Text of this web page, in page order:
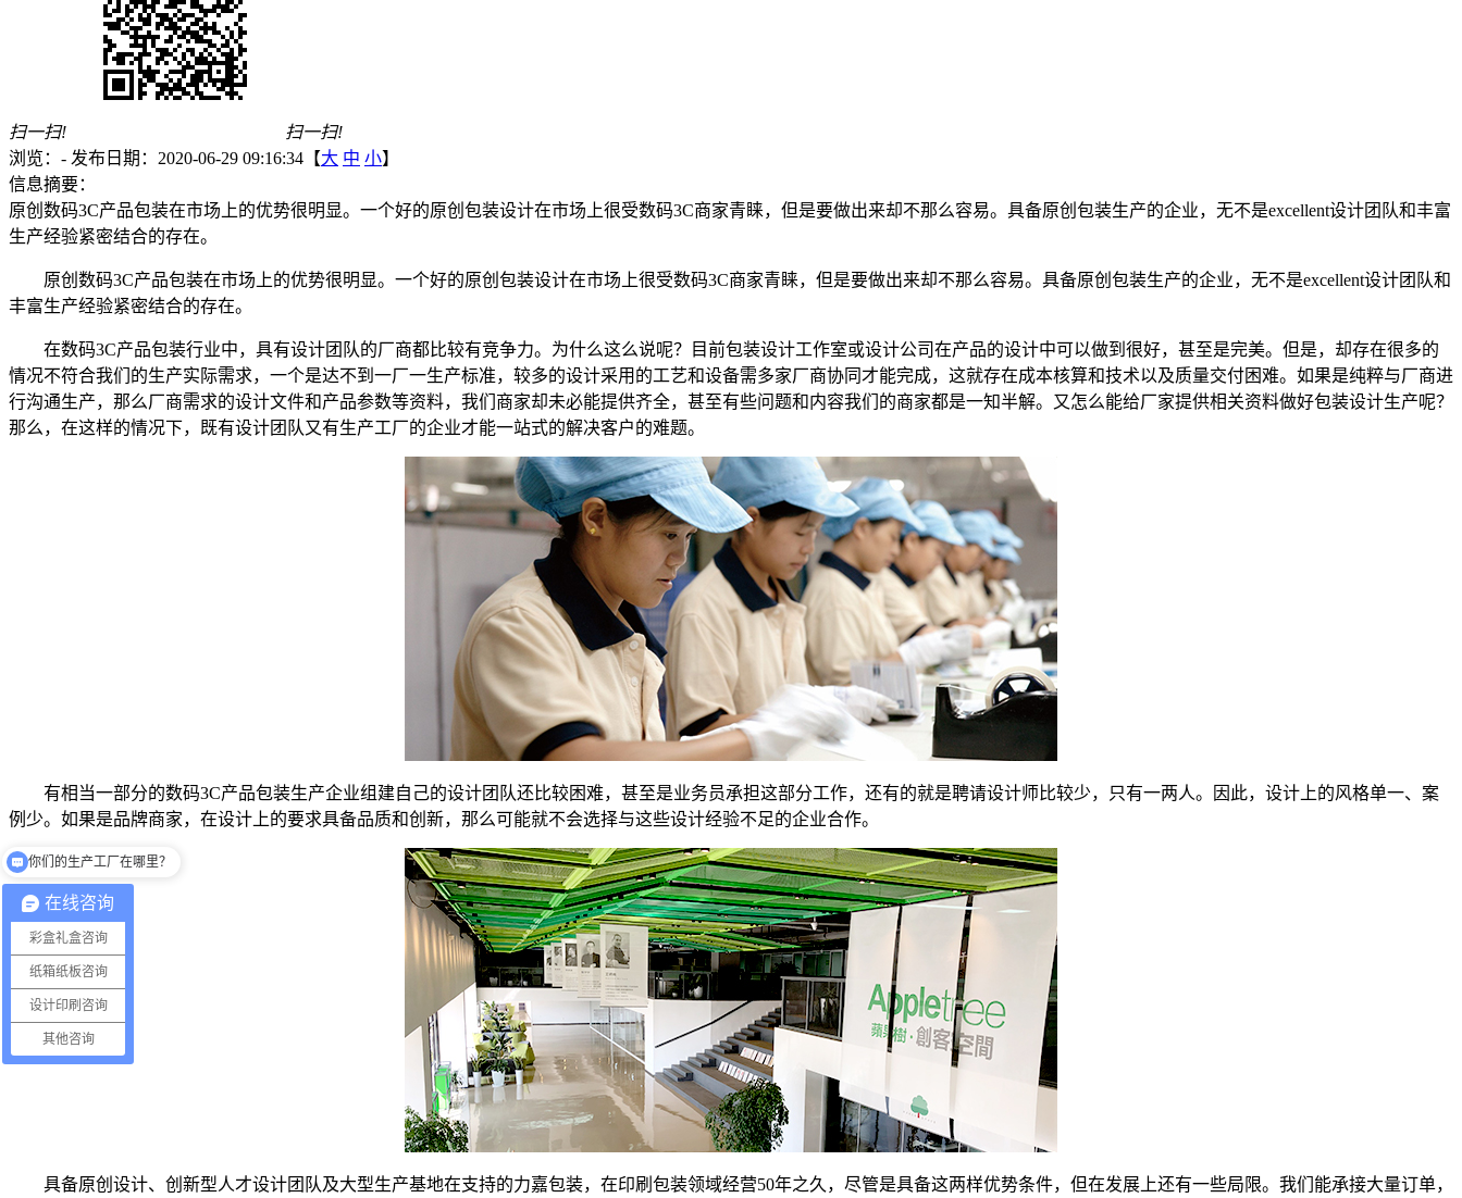
扫一扫!
扫一扫!
浏览： - 发布日期：2020-06-29 09:16:34【大 中 小】
信息摘要：
原创数码3C产品包装在市场上的优势很明显。一个好的原创包装设计在市场上很受数码3C商家青睐，但是要做出来却不那么容易。具备原创包装生产的企业，无不是excellent设计团队和丰富
生产经验紧密结合的存在。
原创数码3C产品包装在市场上的优势很明显。一个好的原创包装设计在市场上很受数码3C商家青睐，但是要做出来却不那么容易。具备原创包装生产的企业，无不是excellent设计团队和
丰富生产经验紧密结合的存在。
在数码3C产品包装行业中，具有设计团队的厂商都比较有竞争力。为什么这么说呢？目前包装设计工作室或设计公司在产品的设计中可以做到很好，甚至是完美。但是，却存在很多的
情况不符合我们的生产实际需求，一个是达不到一厂一生产标准，较多的设计采用的工艺和设备需多家厂商协同才能完成，这就存在成本核算和技术以及质量交付困难。如果是纯粹与厂商进
行沟通生产，那么厂商需求的设计文件和产品参数等资料，我们商家却未必能提供齐全，甚至有些问题和内容我们的商家都是一知半解。又怎么能给厂家提供相关资料做好包装设计生产呢？
那么，在这样的情况下，既有设计团队又有生产工厂的企业才能一站式的解决客户的难题。
有相当一部分的数码3C产品包装生产企业组建自己的设计团队还比较困难，甚至是业务员承担这部分工作，还有的就是聘请设计师比较少，只有一两人。因此，设计上的风格单一、案
例少。如果是品牌商家，在设计上的要求具备品质和创新，那么可能就不会选择与这些设计经验不足的企业合作。
具备原创设计、创新型人才设计团队及大型生产基地在支持的力嘉包装，在印刷包装领域经营50年之久，尽管是具备这两样优势条件，但在发展上还有一些局限。我们能承接大量订单，
在线咨询
彩盒礼盒咨询
纸箱纸板咨询
设计印刷咨询
其他咨询
你们有提供设计吗？